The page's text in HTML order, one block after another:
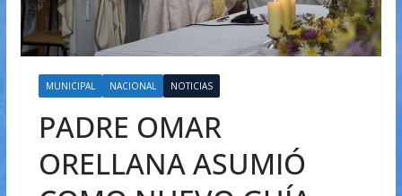
MUNICIPAL NACIONAL NOTICIAS
PADRE OMAR
ORELLANA ASUMIÓ